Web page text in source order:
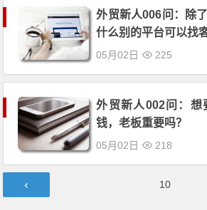
外贸新人006问：除
什么别的平台可以找
05月02日 225
外贸新人002问：想
钱，老板重要吗？
05月02日 218
章
10